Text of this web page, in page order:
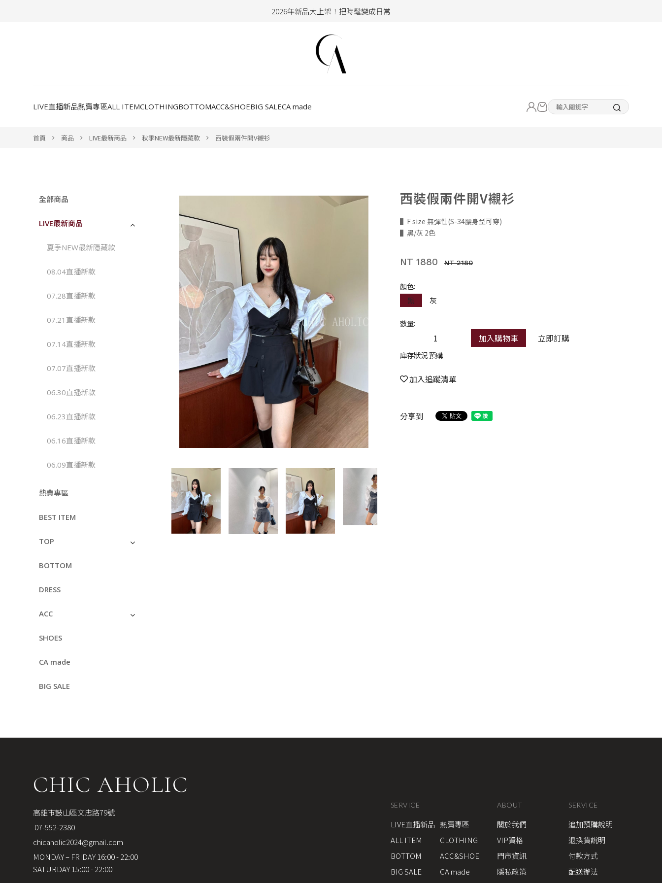
2026年新品大上架！把時髦變成日常
hello !! Happy to 2026
2026年新品大上架！把時髦變成日常
加入會員即享100元購物金
LIVE直播新品熱賣專區ALL ITEMCLOTHINGBOTTOMACC&SHOEBIG SALECA made
首頁 商品 LIVE最新商品 秋季NEW最新隱藏款 西裝假兩件開V襯衫
全部商品
LIVE最新商品
夏季NEW最新隱藏款
08.04直播新款
07.28直播新款
07.21直播新款
07.14直播新款
07.07直播新款
06.30直播新款
06.23直播新款
06.16直播新款
06.09直播新款
熱賣專區
BEST ITEM
TOP
BOTTOM
DRESS
ACC
SHOES
CA made
BIG SALE
西裝假兩件開V襯衫
▌F size 無彈性(S-34腰身型可穿)
▌黑/灰 2色
NT 1880 NT 2180
顏色:
黑
灰
數量:
加入購物車 立即訂購
庫存狀況 預購
加入追蹤清單
分享到
CHIC AHOLIC
高雄市鼓山區文忠路79號
07-552-2380
chicaholic2024@gmail.com
MONDAY – FRIDAY 16:00 - 22:00
SATURDAY 15:00 - 22:00
SERVICE
LIVE直播新品 熱賣專區
ALL ITEM
CLOTHING
BOTTOM
ACC&SHOE
BIG SALE
CA made
ABOUT
關於我們
VIP資格
門市資訊
隱私政策
SERVICE
追加預購說明
退換貨說明
付款方式
配送辦法